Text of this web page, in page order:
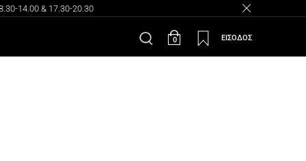
14.00 & 17.30-20.30
0 ΕΙΣΟΔΟΣ